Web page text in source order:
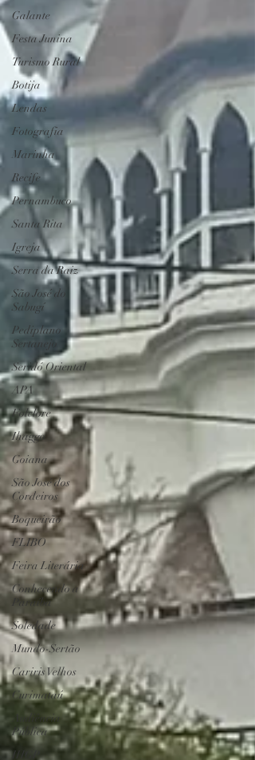
Galante
Festa Junina
Turismo Rural
Botija
Lendas
Fotografia
Marinha
Recife
Pernambuco
Santa Rita
Igreja
Serra da Raiz
São José do
Sabugí
Pediplano
Sertanejo
Seridó Oriental
APA
Folclore
Ihaggo
Goiana
São José dos
Cordeiros
Boqueirão
FLIBO
Feira Literária
Conhecendo a
Paraíba
Soledade
Mundo-Sertão
Cariris Velhos
Curimataú
Audiência
Pública
IHGP